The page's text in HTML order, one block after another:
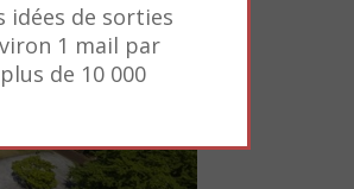
idées de sorties
1 mail par
de 10 000